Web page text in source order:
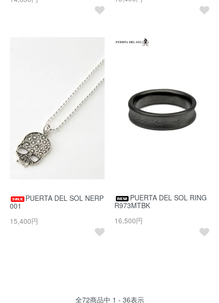
PUERTA DEL SOL NERP
001
15,400円
PUERTA DEL SOL RING
R973MTBK
16,500円
全72商品中 1 - 36表示